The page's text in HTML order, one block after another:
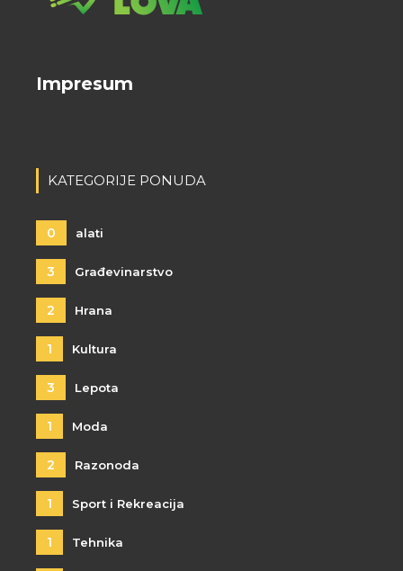
Impresum
KATEGORIJE PONUDA
0 alati
3 Građevinarstvo
2 Hrana
1 Kultura
3 Lepota
1 Moda
2 Razonoda
1 Sport i Rekreacija
1 Tehnika